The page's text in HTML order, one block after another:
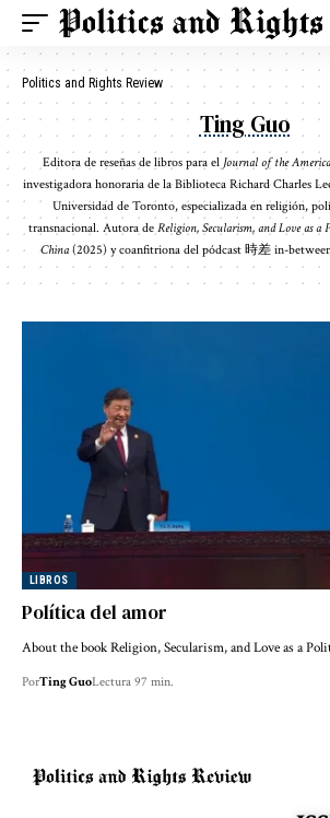
Politics and Rights Review
Ting Guo
Editora de reseñas de libros para el Journal of the
investigadora honoraria de la Biblioteca Richard Charles
Universidad de Toronto, especializada en religión,
transnacional. Autora de Religion, Secularism, and Love as a
China(2025) y coanfitriona del pódcast 時差 in-
LIBROS
Política del amor
About the book Religion, Secularism, and Love as a
PorTing GuoLectura 97 min.